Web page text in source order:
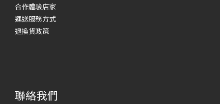
合作體驗店家
運送服務方式
退換貨政策
聯絡我們